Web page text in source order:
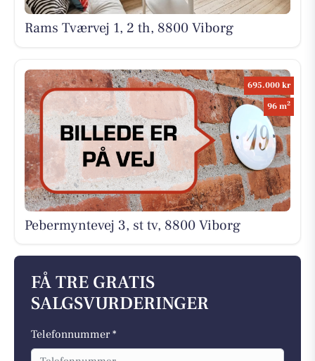
Rams Tværvej 1, 2 th, 8800 Viborg
695.000 kr
96 m2
Pebermyntevej 3, st tv, 8800 Viborg
FÅ TRE GRATIS
SALGSVURDERINGER
Telefonnummer *